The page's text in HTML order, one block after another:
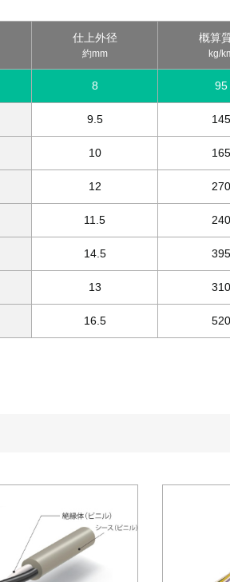
仕上外径
約mm
概算
kg/
8 95
9.5 145
10 165
12 270
11.5 240
14.5 395
13 310
16.5 520